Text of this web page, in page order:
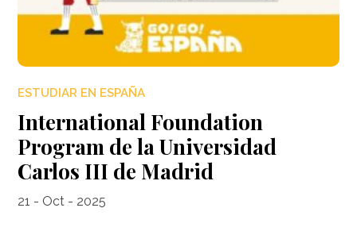
ESTUDIAR EN ESPAÑA
International Foundation
Program de la Universidad
Carlos III de Madrid
21 - Oct - 2025